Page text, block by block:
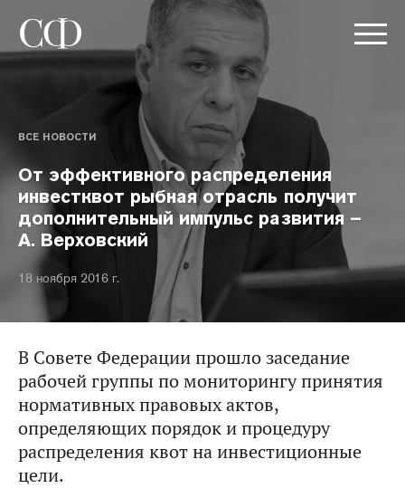
ВСЕ НОВОСТИ
От эффективного распределения
инвестквот рыбная отрасль получит
дополнительный импульс развития –
А. Верховский
18 ноября 2016 г.
В Совете Федерации прошло заседание
рабочей группы по мониторингу принятия
нормативных правовых актов,
определяющих порядок и процедуру
распределения квот на инвестиционные
цели.